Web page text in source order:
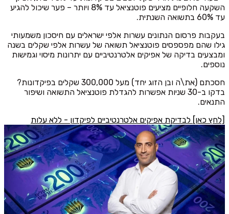
השקעה חלופיים מציעים פוטנציאל עד 8% ויותר – פער שיכול להגיע
עד 60% בתשואה השנתית.
בעקבות פרסום הנתונים עשרות אלפי ישראלים עם חיסכון משמעותי
גילו שהם מפספסים פוטנציאל תשואה של עשרות אלפי שקלים בשנה
ומבצעים בדיקה של אפיקים אלטרנטיביים עם יתרונות מיסוי וגמישות
נוספים.
חסכתם (את\ה ובן הזוג יחד) מעל 300,000 שקלים בפיקדונות?
בדקו ב-30 שניות אפשרות להגדלת פוטנציאל התשואה ושיפור
התנאים.
[לחץ כאן] לבדיקת אפיקים אלטרנטיביים לפיקדון - ללא עלות